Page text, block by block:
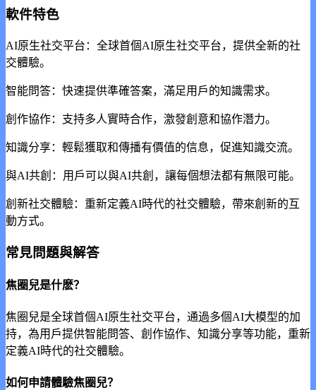
軟件特色
AI原生社交平台：全球首個AI原生社交平台，提供全新的社
交體驗。
智能問答：快速提供準確答案，滿足用戶的知識需求。
創作協作：支持多人實時合作，激發創意和協作潛力。
知識分享：輕鬆獲取和傳播有價值的信息，促進知識交流。
與AI共創：用戶可以與AI共創，讓每個想法都有無限可能。
創新社交體驗：重新定義AI時代的社交體驗，帶來創新的互
動方式。
常見問題與解答
焦圈兒是什麽？
焦圈兒是全球首個AI原生社交平台，通過多個AI大模型的加
持，為用戶提供智能問答、創作協作、知識分享等功能，重新
定義AI時代的社交體驗。
如何申請體驗焦圈兒？